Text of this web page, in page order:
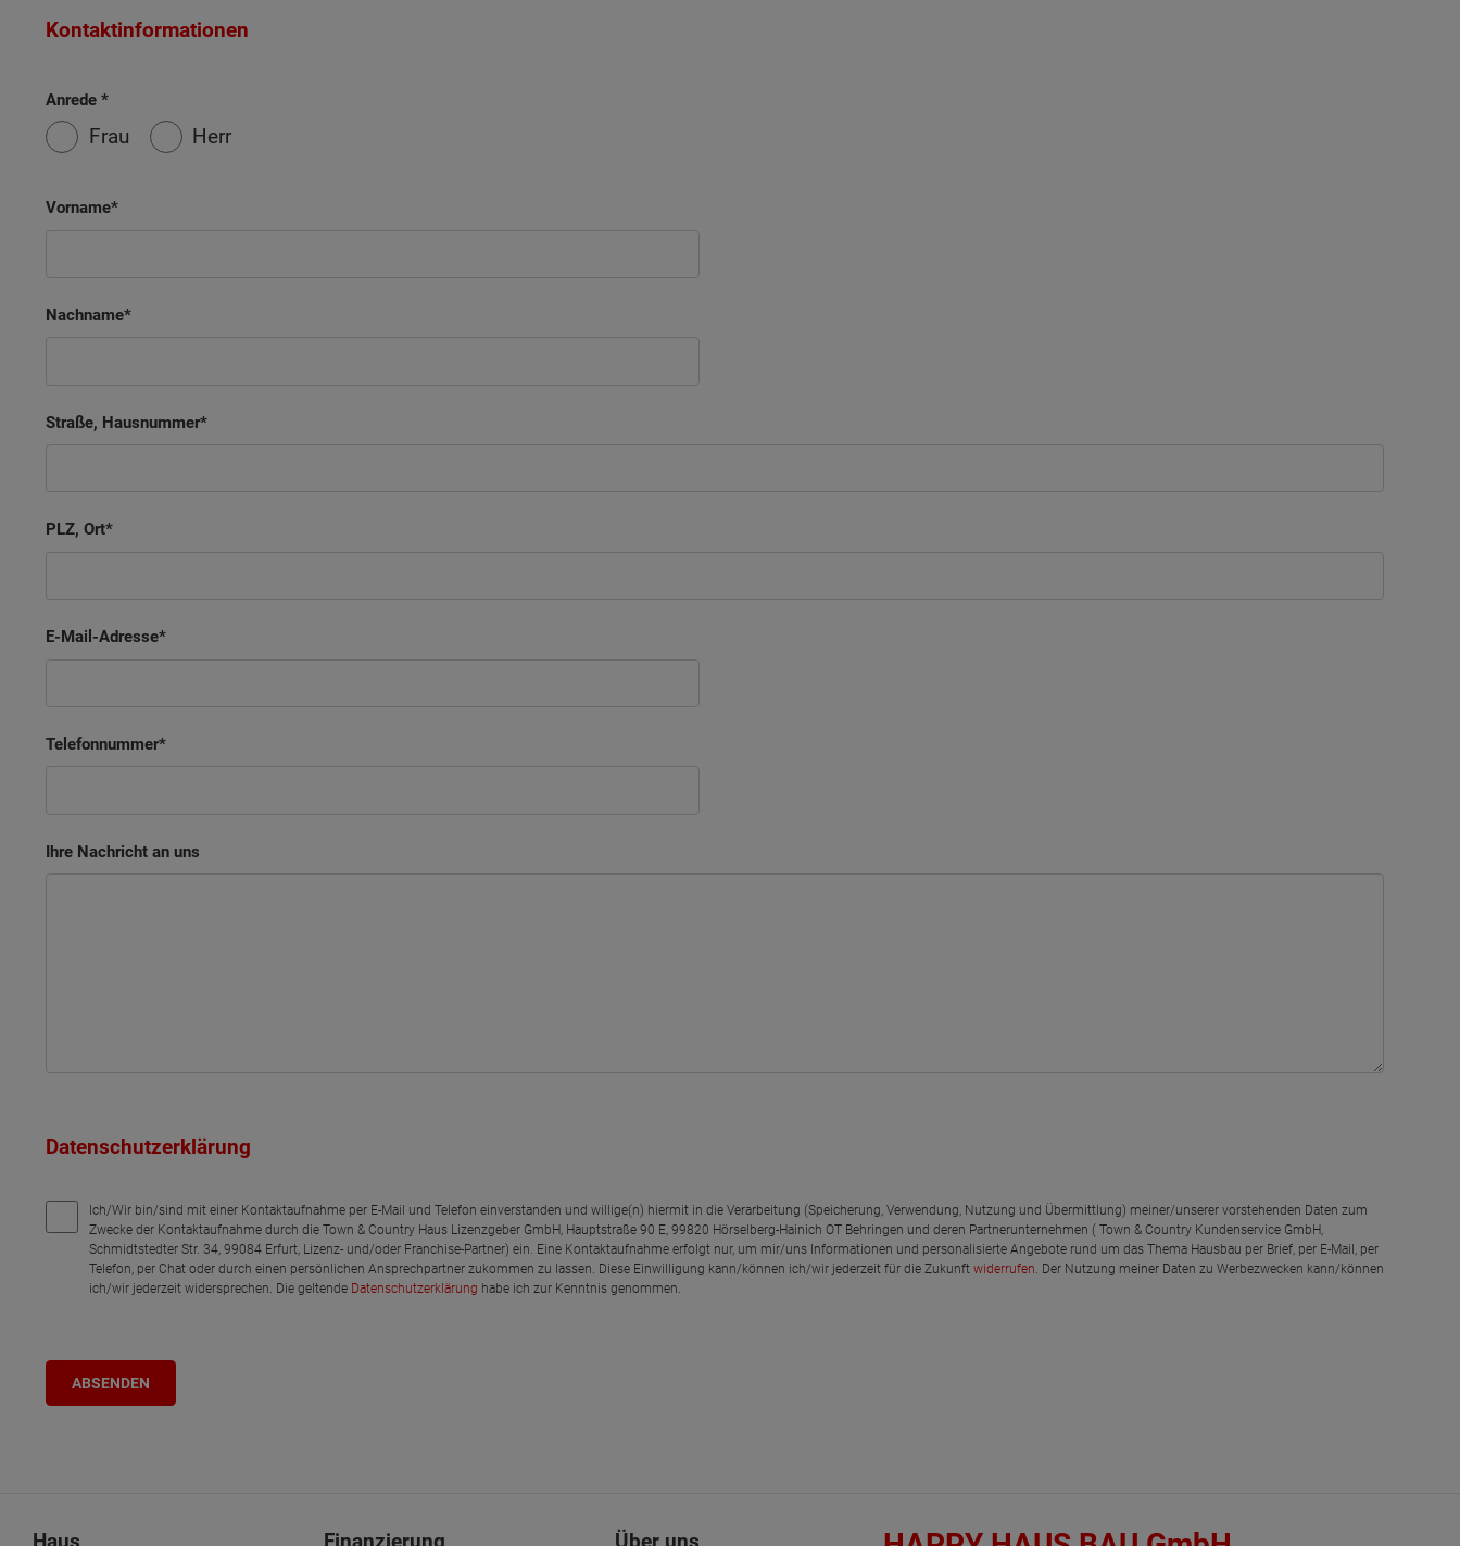
Kontaktinformationen
Anrede
Frau Herr
Vorname
Nachname
Straße, Hausnummer
PLZ, Ort
E-Mail-Adresse
Telefonnummer
Ihre Nachricht an uns
Datenschutzerklärung
Ich/Wir bin/sind mit einer Kontaktaufnahme per E-Mail und Telefon einverstanden und willige(n) hiermit in die Verarbeitung (Speicherung, Verwendung, Nutzung und Übermittlung) meiner/unserer vorstehenden Daten zum
Zwecke der Kontaktaufnahme durch die Town & Country Haus Lizenzgeber GmbH, Hauptstraße 90 E, 99820 Hörselberg-Hainich OT Behringen und deren Partnerunternehmen ( Town & Country Kundenservice GmbH,
Schmidtstedter Str. 34, 99084 Erfurt, Lizenz- und/oder Franchise-Partner) ein. Eine Kontaktaufnahme erfolgt nur, um mir/uns Informationen und personalisierte Angebote rund um das Thema Hausbau per Brief, per E-Mail, per
Telefon, per Chat oder durch einen persönlichen Ansprechpartner zukommen zu lassen. Diese Einwilligung kann/können ich/wir jederzeit für die Zukunft widerrufen. Der Nutzung meiner Daten zu Werbezwecken kann/können
ich/wir jederzeit widersprechen. Die geltende Datenschutzerklärung habe ich zur Kenntnis genommen.